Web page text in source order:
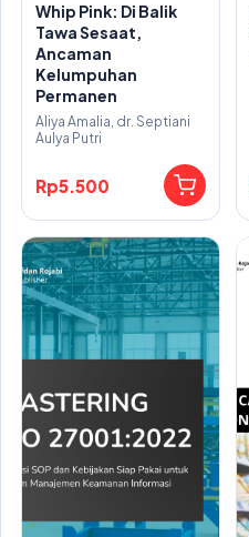
Whip Pink: Di Balik
Tawa Sesaat,
Ancaman
Kelumpuhan
Permanen
Aliya Amalia, dr. Septiani
Aulya Putri
Rp5.500